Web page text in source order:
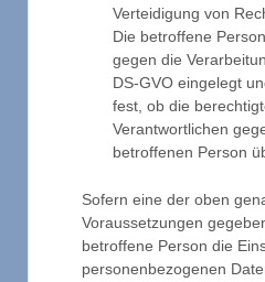
Verteidigung von
Die betroffene
gegen die
DS-GVO eingelegt
fest, ob die
Verantwortlichen
betroffenen Person
Sofern eine der oben
Voraussetzungen
betroffene Person die
personenbezogenen